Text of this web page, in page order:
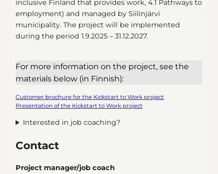
inclusive Finland that provides work, 4.1 Pathways to
employment) and managed by Siilinjärvi
municipality. The project will be implemented
during the period 1.9.2025 – 31.12.2027.
For more information on the project, see the
materials below (in Finnish):
Customer brochure for the Kickstart to Work project
Presentation of the Kickstart to Work project
Interested in job coaching?
Contact
Project manager/job coach